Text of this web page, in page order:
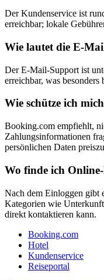
Der Kundenservice ist
erreichbar; lokale
Wie lautet die E-
Der E-Mail-Support ist
erreichbar, was
Wie schütze ich
Booking.com empfiehlt,
Zahlungsinformationen
persönlichen Daten
Wo finde ich
Nach dem Einloggen gibt
Kategorien wie
direkt kontaktieren kann.
Booking.com
Hotel
Kundenservice
Reiseportal